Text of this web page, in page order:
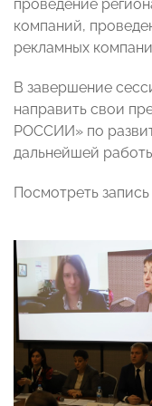
проведение
компаний,
рекламных
В завершение
направить свои
РОССИИ» по
дальнейшей
Посмотреть